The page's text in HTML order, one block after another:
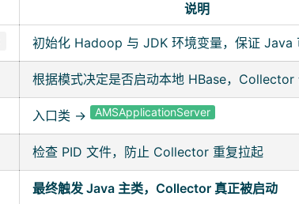
说明
初始化 Hadoop 与 JDK 环境变量，保证 Java
根据模式决定是否启动本地 HBase，Collector
入口类 → AMSApplicationServer
检查 PID 文件，防止 Collector 重复拉起
最终触发 Java 主类，Collector 真正被启动